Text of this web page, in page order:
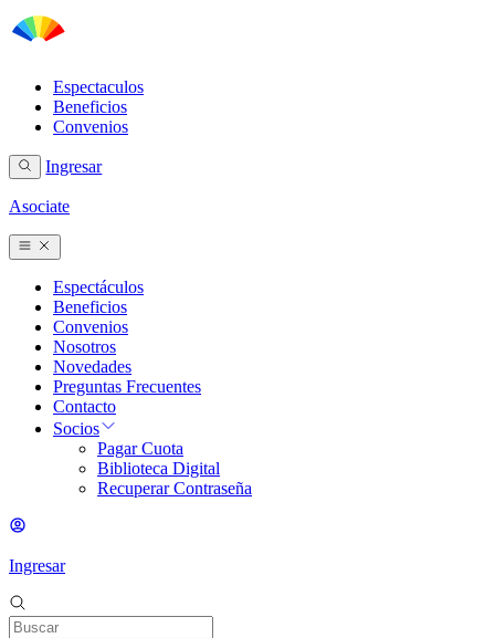
Espectaculos
Beneficios
Convenios
Ingresar
Asociate
Espectáculos
Beneficios
Convenios
Nosotros
Novedades
Preguntas Frecuentes
Contacto
Socios
Pagar Cuota
Biblioteca Digital
Recuperar Contraseña
Ingresar